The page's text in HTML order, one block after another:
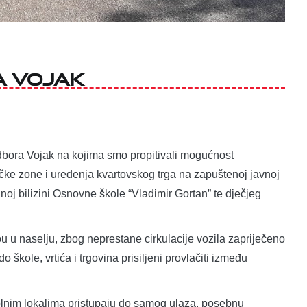
Vojak
Vojak na kojima smo propitivali mogućnost
zone i uređenja kvartovskog trga na zapuštenoj javnoj
bilizini Osnovne škole “Vladimir Gortan” te dječjeg
u naselju, zbog neprestane cirkulacije vozila zapriječeno
škole, vrtića i trgovina prisiljeni provlačiti između
lokalima pristupaju do samog ulaza, posebnu